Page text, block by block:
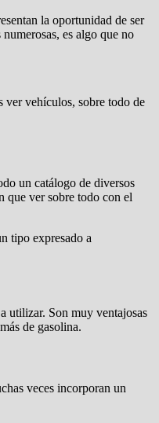
la oportunidad de ser
es algo que no
ver vehículos, sobre todo de
un catálogo de diversos
que ver sobre todo con el
tipo expresado a
utilizar. Son muy ventajosas
de gasolina.
veces incorporan un